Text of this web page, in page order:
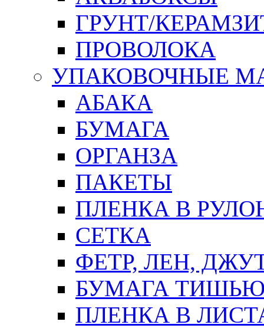
ГРУНТ/
ПРОВОЛОКА
УПАКОВОЧНЫЕ
АБАКА
БУМАГА
ОРГАНЗА
ПАКЕТЫ
ПЛЕНКА В
СЕТКА
ФЕТР, ЛЕН,
БУМАГА
ПЛЕНКА В